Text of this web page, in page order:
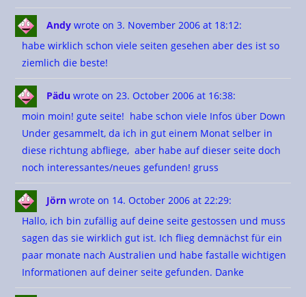
Andy wrote on 3. November 2006 at 18:12:
habe wirklich schon viele seiten gesehen aber des ist so
ziemlich die beste!
Pädu wrote on 23. October 2006 at 16:38:
moin moin! gute seite! habe schon viele Infos über Down
Under gesammelt, da ich in gut einem Monat selber in
diese richtung abfliege, aber habe auf dieser seite doch
noch interessantes/neues gefunden! gruss
Jörn wrote on 14. October 2006 at 22:29:
Hallo, ich bin zufällig auf deine seite gestossen und muss
sagen das sie wirklich gut ist. Ich flieg demnächst für ein
paar monate nach Australien und habe fastalle wichtigen
Informationen auf deiner seite gefunden. Danke